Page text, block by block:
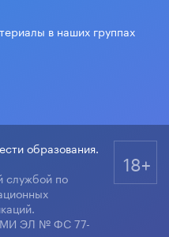
в наших группах
образования.
службой по
СМИ ЭЛ № ФС 77-
18+